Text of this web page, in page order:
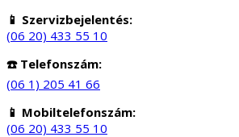
📱 Szervizbejelentés:
(06 20) 433 55 10
☎️ Telefonszám:
(06 1) 205 41 66
📱 Mobiltelefonszám:
(06 20) 433 55 10